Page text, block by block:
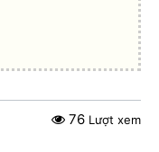
76 Lượt xem